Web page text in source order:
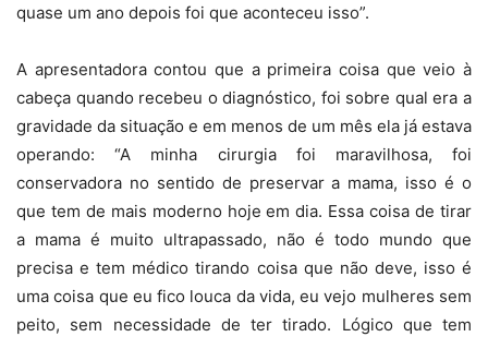
quase um ano depois foi que aconteceu isso”.
A apresentadora contou que a primeira coisa que veio à
cabeça quando recebeu o diagnóstico, foi sobre qual era a
gravidade da situação e em menos de um mês ela já estava
operando: “A minha cirurgia foi maravilhosa, foi
conservadora no sentido de preservar a mama, isso é o
que tem de mais moderno hoje em dia. Essa coisa de tirar
a mama é muito ultrapassado, não é todo mundo que
precisa e tem médico tirando coisa que não deve, isso é
uma coisa que eu fico louca da vida, eu vejo mulheres sem
peito, sem necessidade de ter tirado. Lógico que tem